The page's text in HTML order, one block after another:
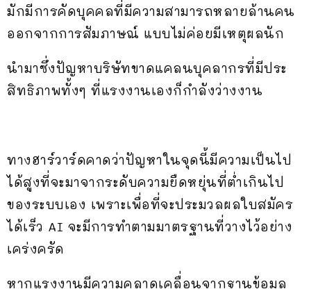
มักมีการคัดบุคคลที่มีความสามารถหลายล้านคน
ออกจากการสัมภาษณ์ แบบไม่ค่อยมีเหตุผลนัก
นำมาซึ่งปัญหาบริษัทขาดแคลนบุคลากรที่มีประ
สิทธิภาพทั้งๆ ที่แรงงานเองก็กำลังว่างงาน
ทางฮาร์วาร์ดคาดว่าปัญหาในจุดนี้มีความเป็นไป
ได้สูงที่จะมาจากระดับความยืดหยุ่นที่ต่ำเกินไป
ของระบบเอง เพราะเพื่อที่จะประมวลผลใบสมัคร
ได้เร็ว AI จะมีการทำตามมาตรฐานที่วางไว้อย่าง
เคร่งครัด
หากแรงงานมีความคลาดเคลื่อนจากฐานข้อมูล